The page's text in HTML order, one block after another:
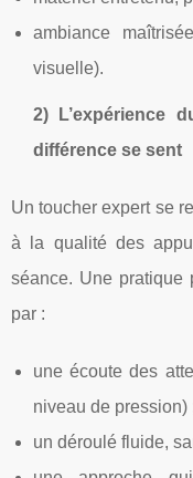
ambiance
visuelle).
2) L’expérience
différence se sent
Un toucher expert se
à la qualité des
séance. Une pratique
par :
une écoute des
niveau de pression)
un déroulé fluide,